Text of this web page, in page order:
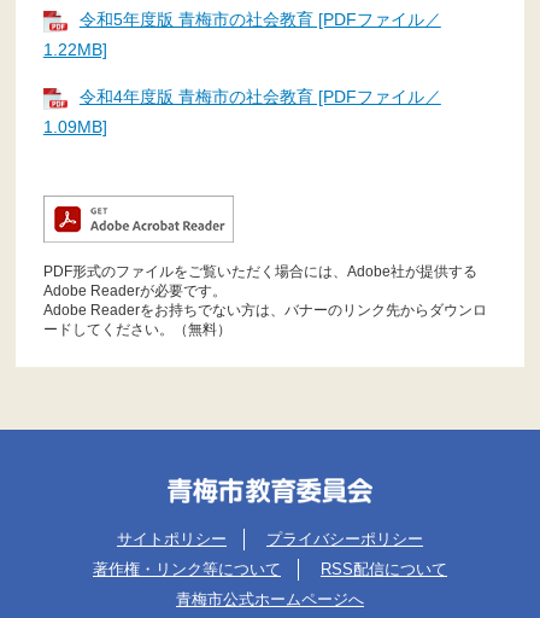
令和5年度版 青梅市の社会教育 [PDFファイル／
1.22MB]
令和4年度版 青梅市の社会教育 [PDFファイル／
1.09MB]
PDF形式のファイルをご覧いただく場合には、Adobe社が提供する
Adobe Readerが必要です。
Adobe Readerをお持ちでない方は、バナーのリンク先からダウンロ
ードしてください。（無料）
サイトポリシー
プライバシーポリシー
著作権・リンク等について
RSS配信について
青梅市公式ホームページへ